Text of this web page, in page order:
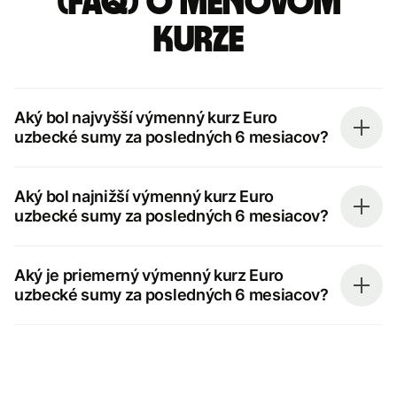
kurze
Aký bol najvyšší výmenný kurz Euro
uzbecké sumy za posledných 6 mesiacov?
Aký bol najnižší výmenný kurz Euro
uzbecké sumy za posledných 6 mesiacov?
Aký je priemerný výmenný kurz Euro
uzbecké sumy za posledných 6 mesiacov?